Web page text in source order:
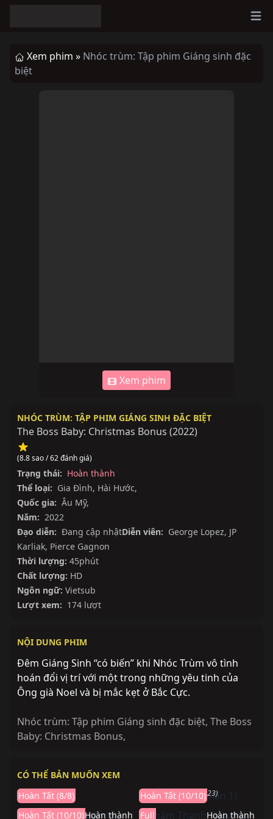
Xem phim » Nhóc trùm: Tập phim Giáng sinh đặc
biệt
Xem phim
NHÓC TRÙM: TẬP PHIM GIÁNG SINH ĐẶC BIỆT
The Boss Baby: Christmas Bonus (2022)
(8.8 sao / 62 đánh giá)
Trạng thái: Hoàn thành
Thể loại: Gia Đình, Hài Hước,
Quốc gia: Âu Mỹ,
Năm: 2022
Đạo diễn: Đang cập nhậtDiễn viên: George Lopez, JP
Karliak, Pierce Gagnon
Thời lượng: 45phút
Chất lượng: HD
Ngôn ngữ: Vietsub
Lượt xem: 174 lượt
NỘI DUNG PHIM
Đêm Giáng Sinh “có biến” khi Nhóc Trùm vô tình
hoán đổi vị trí với một trong những yêu tinh của
Ông già Noel và bị mắc kẹt ở Bắc Cực.
Nhóc trùm: Tập phim Giáng sinh đặc biệt, The Boss
Baby: Christmas Bonus,
CÓ THỂ BẢN MUỐN XEM
The Baby (2022)
Hoàn Tất (8/8) LEGO Dreamzzz (2023)
Hoàn Tất (10/10)
Hoàn Tất (10/10)Hoàn thành
Full Hoàn thành